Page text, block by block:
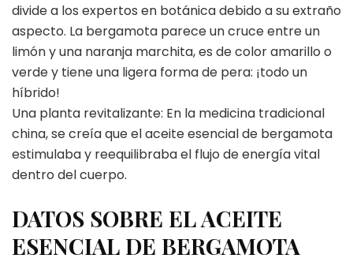
divide a los expertos en botánica debido a su extraño
aspecto. La bergamota parece un cruce entre un
limón y una naranja marchita, es de color amarillo o
verde y tiene una ligera forma de pera: ¡todo un
híbrido!
Una planta revitalizante: En la medicina tradicional
china, se creía que el aceite esencial de bergamota
estimulaba y reequilibraba el flujo de energía vital
dentro del cuerpo.
DATOS SOBRE EL ACEITE
ESENCIAL DE BERGAMOTA